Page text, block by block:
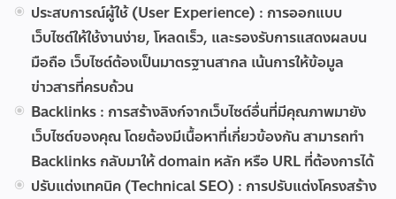
ประสบการณ์ผู้ใช้ (User Experience) : การออกแบบ
เว็บไซต์ให้ใช้งานง่าย, โหลดเร็ว, และรองรับการแสดงผลบน
มือถือ เว็บไซต์ต้องเป็นมาตรฐานสากล เน้นการให้ข้อมูล
ข่าวสารที่ครบถ้วน
Backlinks : การสร้างลิงก์จากเว็บไซต์อื่นที่มีคุณภาพมายัง
เว็บไซต์ของคุณ โดยต้องมีเนื้อหาที่เกี่ยวข้องกัน สามารถทำ
Backlinks กลับมาให้ domain หลัก หรือ URL ที่ต้องการได้
ปรับแต่งเทคนิค (Technical SEO) : การปรับแต่งโครงสร้าง